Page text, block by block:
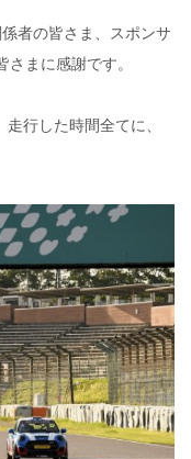
者の皆さま、スポンサ
まに感謝です。
行した時間全てに、